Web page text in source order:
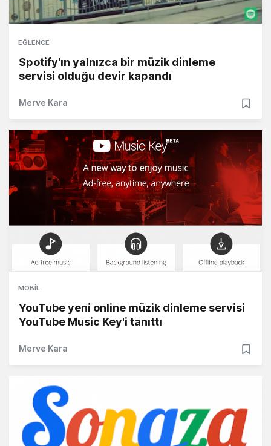
EĞLENCE
Spotify'ın yalnızca bir müzik dinleme
servisi olduğu devir kapandı
Merve Kara
MOBIL
YouTube yeni online müzik dinleme servisi
YouTube Music Key'i tanıttı
Merve Kara